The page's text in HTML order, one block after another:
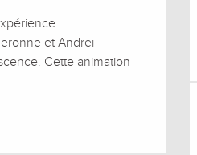
et Andrei
Cette animation